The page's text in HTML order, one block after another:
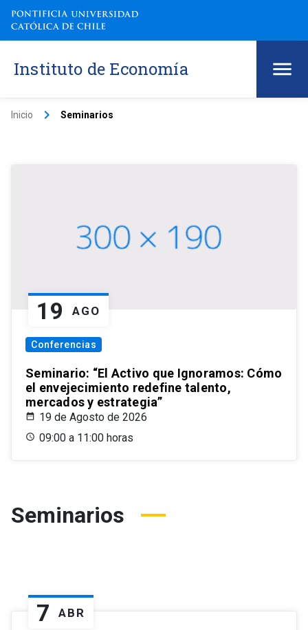
Instituto de Economía
Inicio keyboard_arrow_right Seminarios
19 AGO
Conferencias
Seminario: “El Activo que Ignoramos: Cómo
el envejecimiento redefine talento,
mercados y estrategia”
19 de Agosto de 2026
09:00 a 11:00 horas
Seminarios
7 ABR